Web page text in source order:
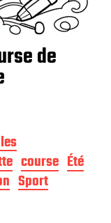
de
course Été
Sport